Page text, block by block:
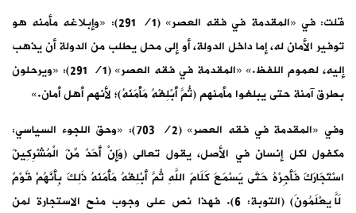
قلت: في «المقدمة في فقه العصر» (1/ 291): «وإبلاغه مأمنه هو
توفير الأمان له، إما داخل الدولة، أو إلى محل يطلب من الدولة أن يذهب
إليه، لعموم اللفظ.» «المقدمة في فقه العصر» (1/ 291): «ويرحلون
بطرق آمنة حتى يبلغوا مأمنهم (ثُمَّ ‌أَبْلِغْهُ ‌مَأْمَنَهُ)؛ لأنهم أهل أمان.»
وفي «المقدمة في فقه العصر» (2/ 703): «وحق اللجوء السياسي:
مكفول لكل إنسان في الأصل، يقول تعالى (وَإِنْ أَحَدٌ مِّنَ الْمُشْرِكِينَ
اسْتَجَارَكَ فَأَجِرْهُ حَتَّى يَسْمَعَ كَلَامَ اللَّهِ ثُمَّ ‌أَبْلِغْهُ ‌مَأْمَنَهُ ذَلِكَ بِأَنَّهُمْ قَوْمٌ
لَاّ يَعْلَمُونَ) (التوبة: 6). فهذا نص على وجوب منح الاستجارة لمن